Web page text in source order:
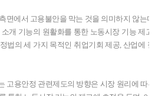
면에서 고용불안을 막는 것을 의미하지 않는
개 기능의 원활화를 통한 노동시장 기능 제
법의 세 가지 목적인 취업기회 제공, 산업에
고용안정 관련제도의 방향은 시장 원리에 따